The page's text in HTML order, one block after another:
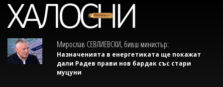
Мирослав СЕВЛИЕВСКИ, бивш министър:
Назначенията в енергетиката ще покажат
дали Радев прави нов бардак със стари
муцуни